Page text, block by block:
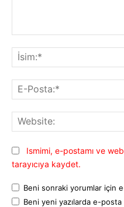
Ismimi, e-postamı ve
tarayıcıya kaydet.
Beni sonraki yorumlar için
Beni yeni yazılarda e-